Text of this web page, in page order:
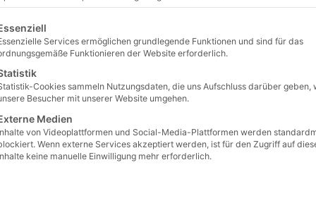
Cathwalk
2016
(CNA Deutsch).- Nicht nur Papst
beschäftigen sich in letzter Zeit
eine Liste der Service-Gruppen, für die eine Einwilligung erteilt
Services ermöglichen grundlegende Funktionen und sind für das
Funktionieren der Website erforderlich.
Cookies sammeln Nutzungsdaten, die uns Aufschluss darüber geben,
Besucher mit unserer Website umgehen.
Medien
von Videoplattformen und Social-Media-Plattformen werden
Wenn externe Services akzeptiert werden, ist für den Zugriff auf
keine manuelle Einwilligung mehr erforderlich.